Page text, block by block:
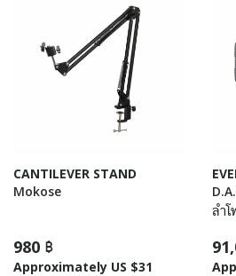
CANTILEVER STAND
Mokose
980 ฿
Approximately US $31
ลำ